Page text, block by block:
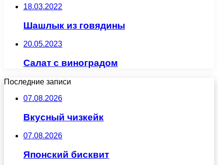
18.03.2022
Шашлык из говядины
20.05.2023
Салат с виноградом
Последние записи
07.08.2026
Вкусный чизкейк
07.08.2026
Японский бисквит